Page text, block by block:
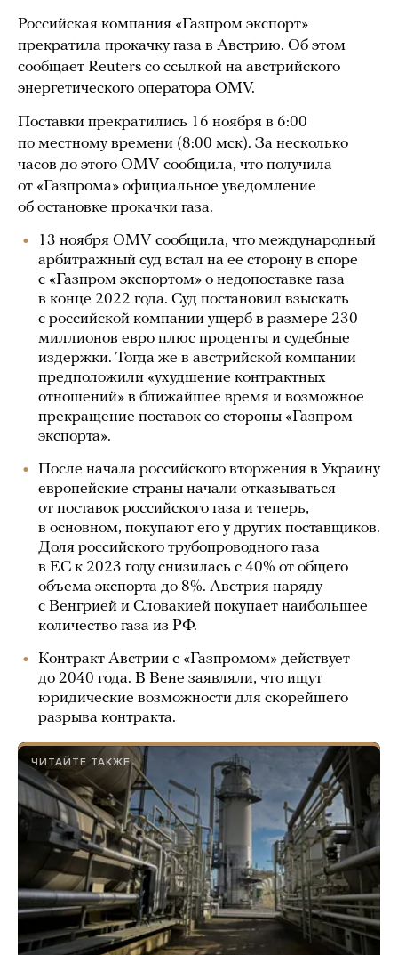
Российская компания «Газпром экспорт»
прекратила прокачку газа в Австрию. Об этом
сообщает Reuters со ссылкой на австрийского
энергетического оператора OMV.
Поставки прекратились 16 ноября в 6:00
по местному времени (8:00 мск). За несколько
часов до этого OMV сообщила, что получила
от «Газпрома» официальное уведомление
об остановке прокачки газа.
13 ноября OMV сообщила, что международный
арбитражный суд встал на ее сторону в споре
с «Газпром экспортом» о недопоставке газа
в конце 2022 года. Суд постановил взыскать
с российской компании ущерб в размере 230
миллионов евро плюс проценты и судебные
издержки. Тогда же в австрийской компании
предположили «ухудшение контрактных
отношений» в ближайшее время и возможное
прекращение поставок со стороны «Газпром
экспорта».
После начала российского вторжения в Украину
европейские страны начали отказываться
от поставок российского газа и теперь,
в основном, покупают его у других поставщиков.
Доля российского трубопроводного газа
в ЕС к 2023 году снизилась с 40% от общего
объема экспорта до 8%. Австрия наряду
с Венгрией и Словакией покупает наибольшее
количество газа из РФ.
Контракт Австрии с «Газпромом» действует
до 2040 года. В Вене заявляли, что ищут
юридические возможности для скорейшего
разрыва контракта.
ЧИТАЙТЕ ТАКЖЕ